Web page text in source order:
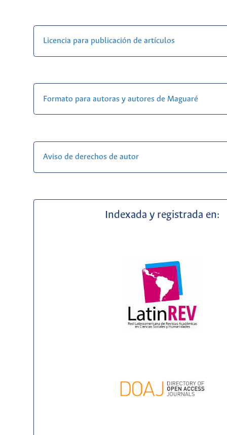
Licencia para publicación de artículos
Formato para autoras y autores de Maguaré
Aviso de derechos de autor
Indexada y registrada en: